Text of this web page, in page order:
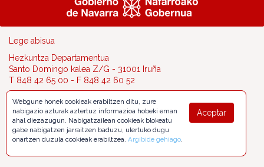
Lege abisua
Hezkuntza Departamentua
Santo Domingo kalea Z/G - 31001 Iruña
T 848 42 65 00 - F 848 42 60 52
educacion.informacion@navarra.es
Aceptar
Webgune honek cookieak erabiltzen ditu, zure
nabigazio azturak aztertuz informazioa hobeki eman
ahal diezazugun. Nabigatzailean cookieak blokeatu
gabe nabigatzen jarraitzen baduzu, ulertuko dugu
onartzen duzula cookieak erabiltzea. Argibide gehiago.